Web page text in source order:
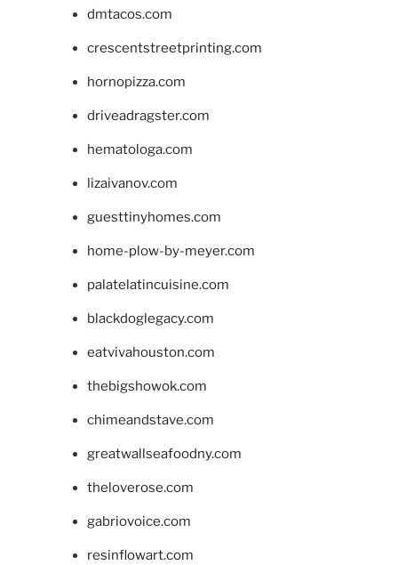
dmtacos.com
crescentstreetprinting.com
hornopizza.com
driveadragster.com
hematologa.com
lizaivanov.com
guesttinyhomes.com
home-plow-by-meyer.com
palatelatincuisine.com
blackdoglegacy.com
eatvivahouston.com
thebigshowok.com
chimeandstave.com
greatwallseafoodny.com
theloverose.com
gabriovoice.com
resinflowart.com